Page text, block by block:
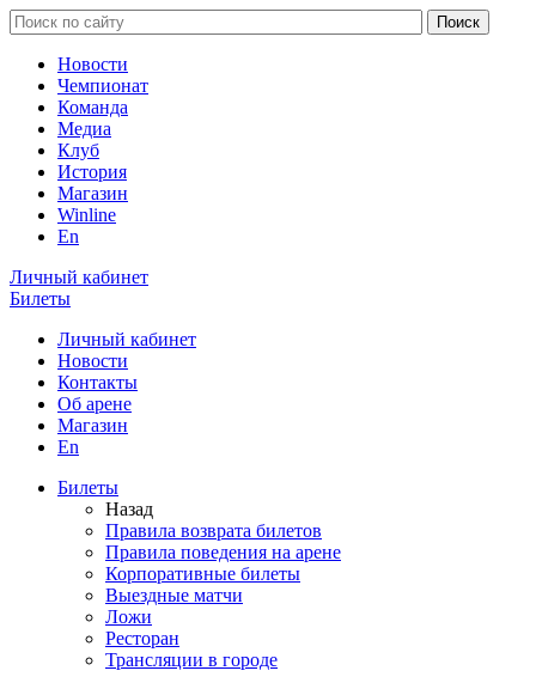
Новости
Чемпионат
Команда
Медиа
Клуб
История
Магазин
Winline
En
Личный кабинет
Билеты
Личный кабинет
Новости
Контакты
Об арене
Магазин
En
Билеты
Назад
Правила возврата билетов
Правила поведения на арене
Корпоративные билеты
Выездные матчи
Ложи
Ресторан
Трансляции в городе